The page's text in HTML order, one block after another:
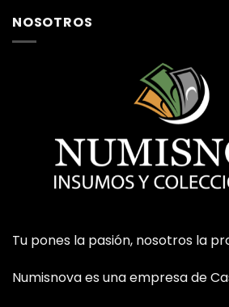
NOSOTROS
Tu pones la pasión, nosotros la
Numisnova es una empresa de